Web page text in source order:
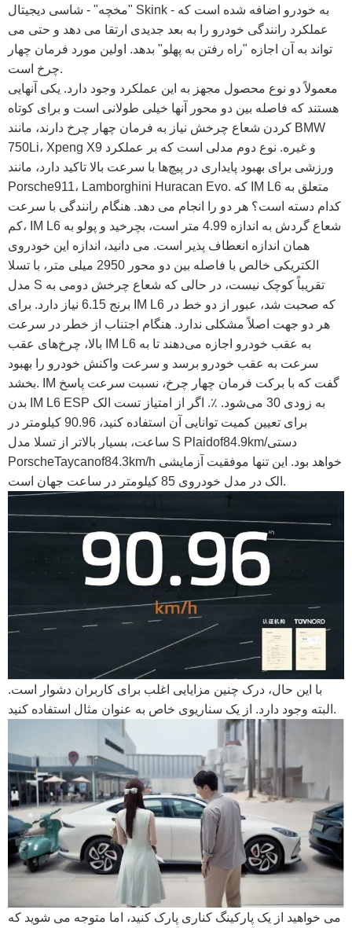
"مخچه" - شاسی دیجیتال Skink - به خودرو اضافه شده است که
عملکرد رانندگی خودرو را به بعد جدیدی ارتقا می دهد و حتی می
تواند به آن اجازه "راه رفتن به پهلو" بدهد. اولین مورد فرمان چهار
چرخ است.
معمولاً دو نوع محصول مجهز به این عملکرد وجود دارد. یکی آنهایی
هستند که فاصله بین دو محور آنها خیلی طولانی است و برای کوتاه
کردن شعاع چرخش نیاز به فرمان چهار چرخ دارند، مانند BMW
750Li، Xpeng X9 و غیره. نوع دوم مدلی است که بر عملکرد
ورزشی برای بهبود پایداری در پیچ‌ها با سرعت بالا تاکید دارد، مانند
Porsche911، Lamborghini Huracan Evo. که IM L6 متعلق به
کدام دسته است؟ هر دو را انجام می دهد. هنگام رانندگی با سرعت
کم، IM L6 شعاع گردش به اندازه 4.99 متر است، بچرخید و پولو به
همان اندازه انعطاف پذیر است. می دانید، اندازه این خودروی
الکتریکی خالص با فاصله بین دو محور 2950 میلی متر، با تسلا
مدل S تقریباً کوچک نیست، در حالی که شعاع چرخش دومی به
برنج 6.15 نیاز دارد. برای IM L6 که صحبت شد، عبور از دو خط در
هر دو جهت اصلاً مشکلی ندارد. هنگام اجتناب از خطر در سرعت
بالا، چرخ‌های عقب IM L6 به عقب خودرو اجازه می‌دهند تا به
سرعت به عقب خودرو برسد و سرعت واکنش خودرو را بهبود
بخشد. IM گفت که با برکت فرمان چهار چرخ، نسبت سرعت پاسخ
بدن IM L6 ESP به زودی 30 می‌شود. ٪. اگر از امتیاز تست الک
برای تعیین کمیت توانایی آن استفاده کنید، 90.96 کیلومتر در
ساعت، بسیار بالاتر از تسلا مدل S Plaidof84.9km/دستی
PorscheTaycanof84.3km/h خواهد بود. این تنها موفقیت آزمایشی
الک در مدل خودروی 85 کیلومتر در ساعت جهان است.
با این حال، درک چنین مزایایی اغلب برای کاربران دشوار است.
البته وجود دارد. از یک سناریوی خاص به عنوان مثال استفاده کنید.
می خواهید از یک پارکینگ کناری پارک کنید، اما متوجه می شوید که